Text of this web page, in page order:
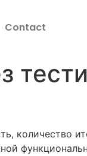
Contact
количество